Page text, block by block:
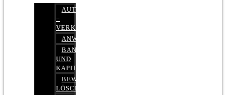
AUTOBETRUG
–
VERKEHRSRECHT
ANWALTSHAFTUNGSRECHT
BANK-
UND
KAPITALMARKTRECHT
BEWERTUNGEN
LÖSCHEN